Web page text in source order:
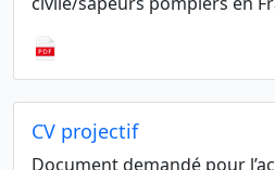
CV projectif
Document demandé pour